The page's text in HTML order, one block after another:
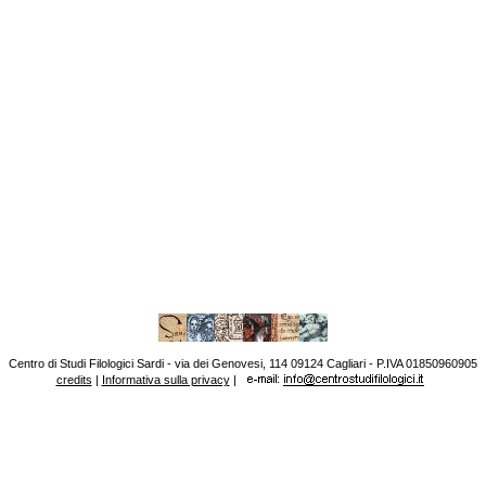
Centro di Studi Filologici Sardi - via dei Genovesi, 114 09124 Cagliari - P.IVA 01850960905
credits | Informativa sulla privacy|